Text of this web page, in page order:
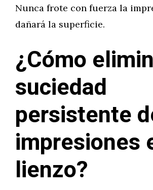
Nunca frote con fuerza la
dañará la superficie.
¿Cómo
suciedad
persistente
impresiones
lienzo?